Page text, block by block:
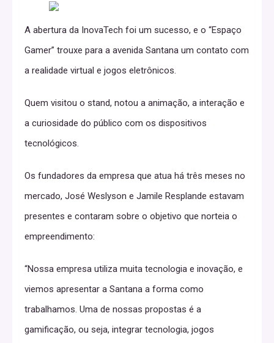
A abertura da InovaTech foi um sucesso, e o “Espaço
Gamer” trouxe para a avenida Santana um contato com
a realidade virtual e jogos eletrônicos.
Quem visitou o stand, notou a animação, a interação e
a curiosidade do público com os dispositivos
tecnológicos.
Os fundadores da empresa que atua há três meses no
mercado, José Weslyson e Jamile Resplande estavam
presentes e contaram sobre o objetivo que norteia o
empreendimento:
“Nossa empresa utiliza muita tecnologia e inovação, e
viemos apresentar a Santana a forma como
trabalhamos. Uma de nossas propostas é a
gamificação, ou seja, integrar tecnologia, jogos